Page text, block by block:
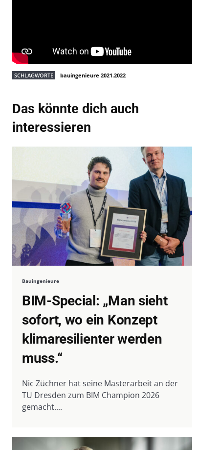
SCHLAGWORTE bauingenieure 2021.2022
Das könnte dich auch
interessieren
Bauingenieure
BIM-Special: „Man sieht
sofort, wo ein Konzept
klimaresilienter werden
muss.“
Nic Züchner hat seine Masterarbeit an der
TU Dresden zum BIM Champion 2026
gemacht....